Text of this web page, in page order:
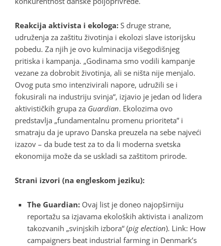
Reakcija aktivista i ekologa: S druge strane,
udruženja za zaštitu životinja i ekolozi slave istorijsku
pobedu. Za njih je ovo kulminacija višegodišnjeg
pritiska i kampanja. „Godinama smo vodili kampanje
vezane za dobrobit životinja, ali se ništa nije menjalo.
Ovog puta smo intenzivirali napore, udružili se i
fokusirali na industriju svinja“, izjavio je jedan od lidera
aktivističkih grupa za Guardian. Ekolozima ovo
predstavlja „fundamentalnu promenu prioriteta” i
smatraju da je upravo Danska preuzela na sebe najveći
izazov – da bude test za to da li moderna svetska
ekonomija može da se uskladi sa zaštitom prirode.
Strani izvori (na engleskom jeziku):
The Guardian: Ovaj list je doneo najopširniju
reportažu sa izjavama ekoloških aktivista i analizom
takozvanih „svinjskih izbora“ (pig election). Link: How
campaigners beat industrial farming in Denmark’s